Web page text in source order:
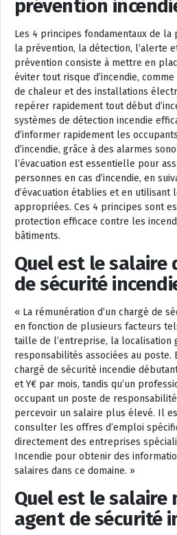
prévention
Les 4 principes fondamentaux de la
la prévention, la détection, l’alerte
prévention consiste à mettre en
éviter tout risque d’incendie,
de chaleur et des installations
repérer rapidement tout début
systèmes de détection incendie
d’informer rapidement les
d’incendie, grâce à des alarmes
l’évacuation est essentielle pour
personnes en cas d’incendie, en
d’évacuation établies et en utilisant
appropriées. Ces 4 principes sont
protection efficace contre les
bâtiments.
Quel est le salaire
de sécurité
« La rémunération d’un chargé de
en fonction de plusieurs facteurs
taille de l’entreprise, la localisation
responsabilités associées au poste.
chargé de sécurité incendie
et Y€ par mois, tandis qu’un
occupant un poste de
percevoir un salaire plus élevé. Il
consulter les offres d’emploi
directement des entreprises
Incendie pour obtenir des
salaires dans ce domaine. »
Quel est le salaire
agent de sécurité